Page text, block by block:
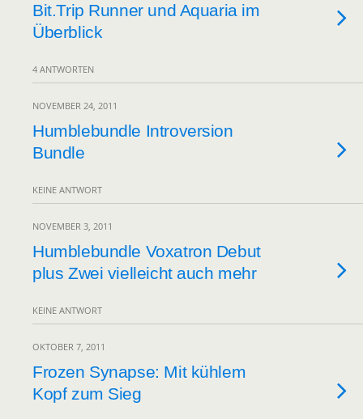
Bit.Trip Runner und Aquaria im
Überblick
4 ANTWORTEN
NOVEMBER 24, 2011
Humblebundle Introversion
Bundle
KEINE ANTWORT
NOVEMBER 3, 2011
Humblebundle Voxatron Debut
plus Zwei vielleicht auch mehr
KEINE ANTWORT
OKTOBER 7, 2011
Frozen Synapse: Mit kühlem
Kopf zum Sieg